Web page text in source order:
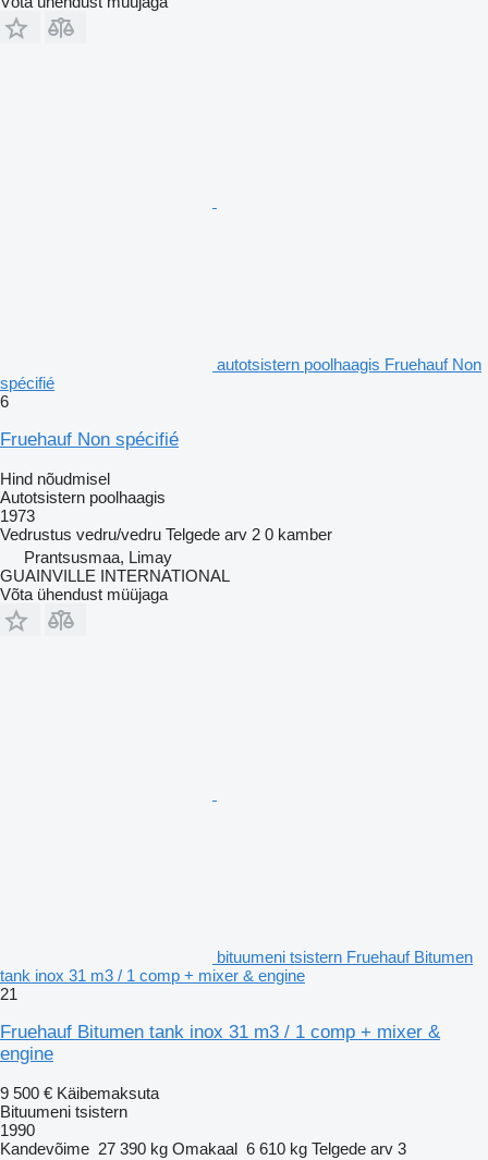
autotsistern poolhaagis Fruehauf Non
spécifié
6
Fruehauf Non spécifié
Hind nõudmisel
Autotsistern poolhaagis
1973
Vedrustus vedru/vedru Telgede arv 2 0 kamber
Prantsusmaa, Limay
GUAINVILLE INTERNATIONAL
Võta ühendust müüjaga
bituumeni tsistern Fruehauf Bitumen
tank inox 31 m3 / 1 comp + mixer & engine
21
Fruehauf Bitumen tank inox 31 m3 / 1 comp + mixer &
engine
9 500 € Käibemaksuta
Bituumeni tsistern
1990
Kandevõime 27 390 kg Omakaal 6 610 kg Telgede arv 3